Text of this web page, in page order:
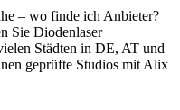
– wo finde ich Anbieter?
Sie Diodenlaser
Städten in DE, AT und
geprüfte Studios mit Alix